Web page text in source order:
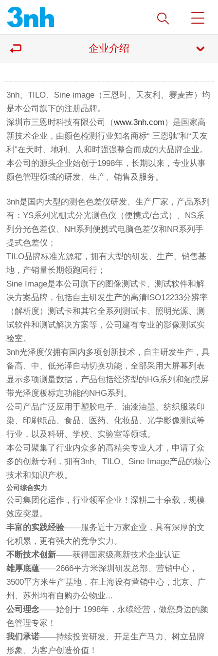
企业介绍
3nh、TILO、Sine image（三恩时、天友利、赛麦吉）均
是本公司旗下的注册品牌。
深圳市三恩时科技有限公司（www.3nh.com ）是国家高
新技术企业，由颜色检测行业知名商标“ 三恩驰”和“天友
利”在天时、地利、人和时强强整合而成的大品牌企业。
本公司的源头企业始创于1998年，长期以来，专业从事
颜色管理领域的研发、生产、销售及服务。
3nh是国内大型的测色色差仪研发、生产厂家，产品系列
有：YS系列光栅式分光测色仪（便携式/台式）、NS系
列分光色差仪、NH系列便携式电脑色差仪和NR系列手
提式色差仪；
TILO品牌标准光源箱，拥有大型的研发、生产、销售基
地，产销量长期领跑同行；
Sine Image是本公司旗下的图像测试卡、测试软件和解
决方案品牌，包括自主研发生产的高清ISO12233分辨率
（解析度）测试卡和其它全系列测试卡、照明光源、测
试软件和测试解决方案等，公司建有专业的影像测试实
验室。
3nh光泽度仪拥有国内多项创新技术，自主研发生产，具
备高、中、低光泽自动切换功能，全部采用大屏幕列表
显示多项测量数据，产品包括经济型的HG系列和触摸屏
带光泽度板标定功能的NHG系列。
公司产品广泛应用于塑胶电子、油漆油墨、纺织服装印
染、印刷纸品、食品、医药、化妆品、光学影像测试等
行业，以及科研、学校、实验室等领域。
本公司聚集了行业内众多的高精尖专业人才，申请了众
多的创新专利，拥有3nh、TILO、Sine Image产品的核心
技术和知识产权。
公司综合实力
公司集团化运作，行业领军企业！深耕二十余载，规模
效应突显。
丰富的实践经验——服务近十万家企业，具有深厚的文
化积累，更有强大的竞争实力。
不断技术创新——获得国家级高新技术企业认证
雄厚底蕴——2666平方米深圳研发总部、营销中心，
3500平方米生产基地，在上海设有营销中心，北京、广
州、苏州均有自购办公物业...
公司理念——始创于 1998年，永续经营，做您身边的颜
色管理专家！
我们承诺——持续投资研发、开足生产马力、树立品牌
形象、为客户创造价值！